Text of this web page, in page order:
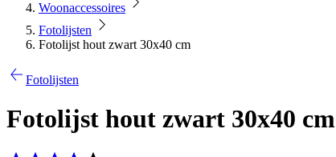
Woonaccessoires
Fotolijsten
Fotolijst hout zwart 30x40 cm
Fotolijsten
Fotolijst hout zwart 30x40 cm